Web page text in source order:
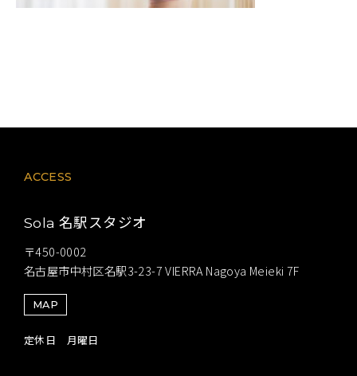
ACCESS
Sola 名駅スタジオ
〒450-0002
名古屋市中村区名駅3-23-7 VIERRA Nagoya Meieki 7F
MAP
定休日 月曜日